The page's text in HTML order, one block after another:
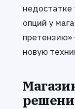
опций у
претензию»
новую